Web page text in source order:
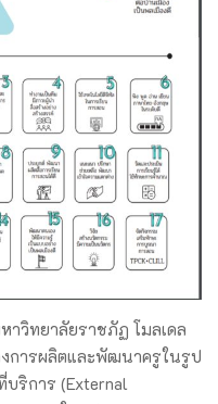
วิทยาลัยราชภัฏ โมลเดล
ารผลิตและพัฒนาครูในรูป
ริการ (External